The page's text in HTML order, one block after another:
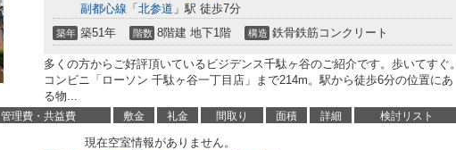
副都心線 「 北参道 」駅 徒歩7分
築年 築51年 階数 8階建 地下1階 構造 鉄骨鉄筋コンクリート
多くの方からご好評頂いているビジデンス千駄ヶ谷のご紹介です。歩いてすぐ。
コンビニ「ローソン 千駄ヶ谷一丁目店」まで214m。駅から徒歩6分の位置にあ
る物...
管理費・共益費 敷金 礼金 間取り 面積 詳細 検討リスト
現在空室情報がありません。